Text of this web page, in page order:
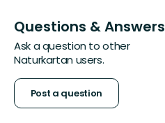
Questions & Answers
Ask a question to other
Naturkartan users.
Post a question